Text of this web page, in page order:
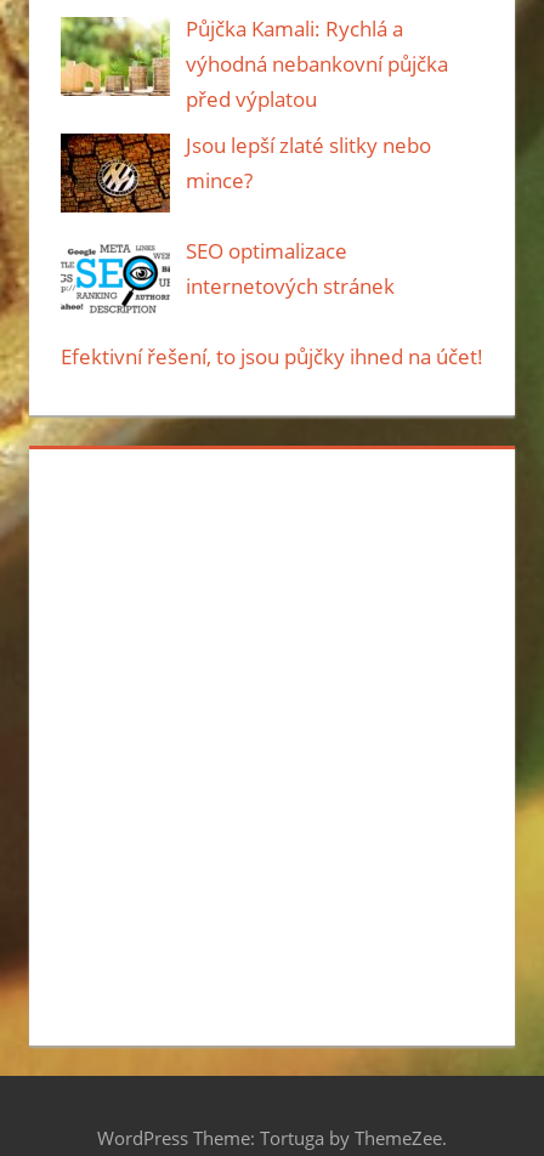
Půjčka Kamali: Rychlá a
výhodná nebankovní půjčka
před výplatou
Jsou lepší zlaté slitky nebo
mince?
SEO optimalizace
internetových stránek
Efektivní řešení, to jsou půjčky ihned na účet!
WordPress Theme: Tortuga by ThemeZee.